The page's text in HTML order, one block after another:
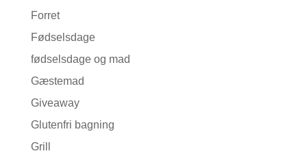
Forret
Fødselsdage
fødselsdage og mad
Gæstemad
Giveaway
Glutenfri bagning
Grill